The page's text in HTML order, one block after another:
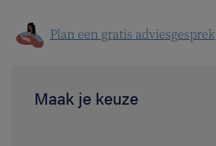
Plan een gratis adviesgesprek
Maak je keuze